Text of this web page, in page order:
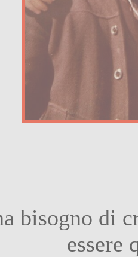
bisogno di
essere